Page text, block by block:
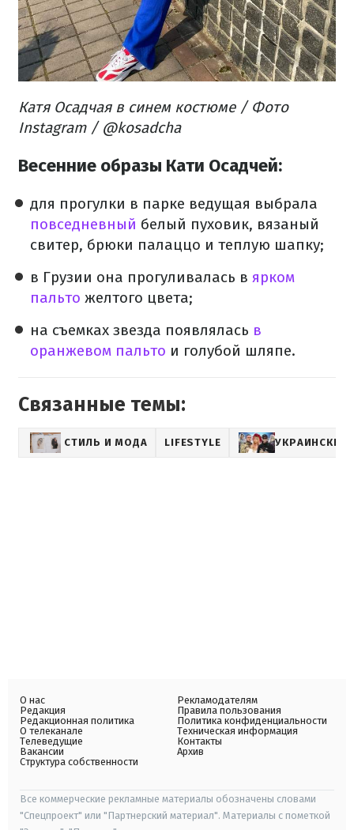
Катя Осадчая в синем костюме / Фото
Instagram / @kosadcha
Весенние образы Кати Осадчей:
для прогулки в парке ведущая выбрала
повседневный белый пуховик, вязаный
свитер, брюки палаццо и теплую шапку;
в Грузии она прогуливалась в ярком
пальто желтого цвета;
на съемках звезда появлялась в
оранжевом пальто и голубой шляпе.
Связанные темы:
СТИЛЬ И МОДА LIFESTYLE УКРАИНСКИЕ
О нас
Редакция
Редакционная политика
О телеканале
Телеведущие
Вакансии
Структура собственности
Рекламодателям
Правила пользования
Политика конфиденциальности
Техническая информация
Контакты
Архив
Все коммерческие рекламные материалы обозначены словами
"Спецпроект" или "Партнерский материал". Материалы с пометкой